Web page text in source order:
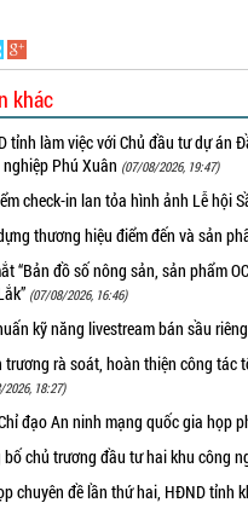
khác
tỉnh làm việc với Chủ đầu tư dự án
Phú Xuân (07/08/2026, 19:47)
check-in lan tỏa hình ảnh Lễ hội
thương hiệu điểm đến và sản
“Bản đồ số nông sản, sản phẩm
(07/08/2026, 16:46)
kỹ năng livestream bán sầu
trương rà soát, hoàn thiện công tác
18:27)
đạo An ninh mạng quốc gia họp
bố chủ trương đầu tư hai khu công
chuyên đề lần thứ hai, HĐND tỉnh